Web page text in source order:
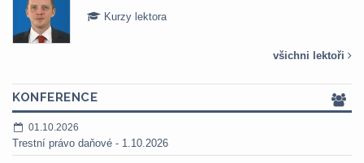
Kurzy lektora
všichni lektoři
KONFERENCE
01.10.2026
Trestní právo daňové - 1.10.2026